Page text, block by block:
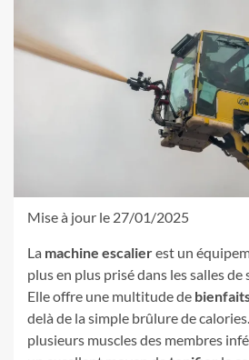
Mise à jour le 27/01/2025
La machine escalierest un
plus en plus prisé dans les salles
Elle offre une multitude de
delà de la simple brûlure de
plusieurs muscles des membres